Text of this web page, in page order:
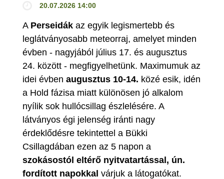
20.07.2026 14:00
A Perseidák az egyik legismertebb és
leglátványosabb meteorraj, amelyet minden
évben - nagyjából július 17. és augusztus
24. között - megfigyelhetünk. Maximumuk az
idei évben augusztus 10-14. közé esik, idén
a Hold fázisa miatt különösen jó alkalom
nyílik sok hullócsillag észlelésére. A
látványos égi jelenség iránti nagy
érdeklődésre tekintettel a Bükki
Csillagdában ezen az 5 napon a
szokásostól eltérő nyitvatartással, ún.
fordított napokkal várjuk a látogatókat.